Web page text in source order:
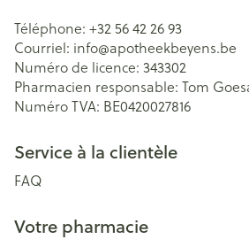
Téléphone: +32 56 42 26 93
Courriel: info@apotheekbeyens.be
Numéro de licence: 343302
Pharmacien responsable: Tom
Numéro TVA: BE0420027816
Service à la clientèle
FAQ
Votre pharmacie